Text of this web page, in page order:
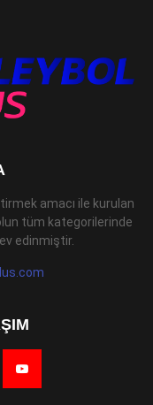
amacı ile kurulan
tüm kategorilerinde
edinmiştir.